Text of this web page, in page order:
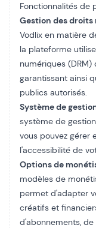
Fonctionnalités de
Gestion des droits
Vodlix en matière
la plateforme
numériques
garantissant ainsi
publics autorisés.
Système de
système de
vous pouvez gérer
l'accessibilité de
Options de
modèles de
permet d'adapter
créatifs et
d'abonnements,